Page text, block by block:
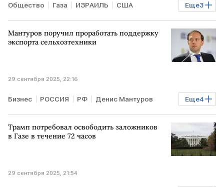
Еще3
Общество Газа ИЗРАИЛЬ США
Биньямин Нетаньяху Дональд Трамп
В мире
Мантуров поручил проработать поддержку
экспорта сельхозтехники
29 сентября 2025, 22:16
Еще4
Бизнес РОССИЯ РФ Денис Мантуров
Минпромторг Минсельхоз Минфин
В мире
Трамп потребовал освободить заложников
в Газе в течение 72 часов
29 сентября 2025, 21:54